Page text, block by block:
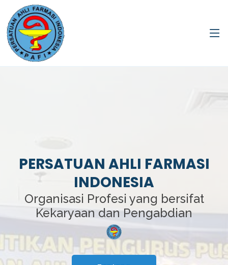
PERSATUAN AHLI FARMASI
INDONESIA
Organisasi Profesi yang bersifat
Kekaryaan dan Pengabdian